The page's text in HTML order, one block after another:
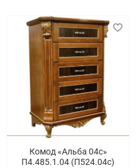
Комод «Альба 04с»
П4.485.1.04 (П524.04с)